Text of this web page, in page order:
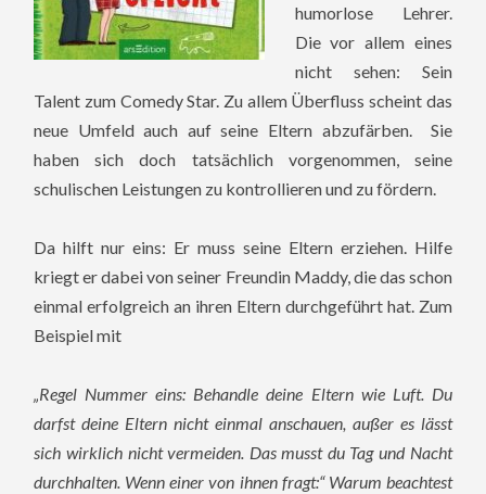
humorlose Lehrer.
Die vor allem eines
nicht sehen: Sein
Talent zum Comedy Star. Zu allem Überfluss scheint das
neue Umfeld auch auf seine Eltern abzufärben. Sie
haben sich doch tatsächlich vorgenommen, seine
schulischen Leistungen zu kontrollieren und zu fördern.
Da hilft nur eins: Er muss seine Eltern erziehen. Hilfe
kriegt er dabei von seiner Freundin Maddy, die das schon
einmal erfolgreich an ihren Eltern durchgeführt hat. Zum
Beispiel mit
„Regel Nummer eins: Behandle deine Eltern wie Luft. Du
darfst deine Eltern nicht einmal anschauen, außer es lässt
sich wirklich nicht vermeiden. Das musst du Tag und Nacht
durchhalten. Wenn einer von ihnen fragt:“ Warum beachtest